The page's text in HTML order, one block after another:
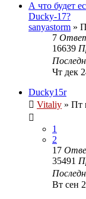
А что будет
Ducky-17?
sanyastorm »
7
16639
Чт дек
Ducky15r
Vitaliy » Пт
1
2
17
35491
Вт сен